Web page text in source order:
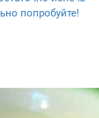
попробуйте!